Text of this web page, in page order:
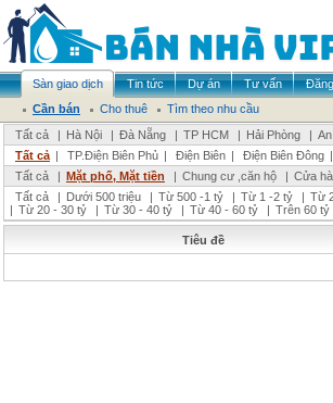
Sàn giao dịch Tin tức Dự án Tư vấn
Cần bán
Cho thuê
Tìm theo nhu cầu
Tất cả
| Hà Nội | Đà Nẵng | TP HCM | Hải Phòng |
Tất cả | TP.Điện Biên Phủ | Điện Biên | Điện Biên Đông |
Tất cả
| Mặt phố, Mặt tiền | Chung cư ,căn hộ | Cửa
Tất cả
| Dưới 500 triệu | Từ 500 -1 tỷ | Từ 1 -2 tỷ | Từ
| Từ 20 - 30 tỷ | Từ 30 - 40 tỷ | Từ 40 - 60 tỷ | Trên 60 tỷ
Tiêu đề